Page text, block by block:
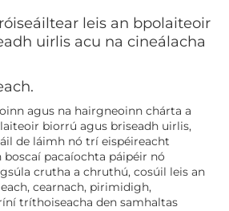
leis an bpolaiteoir
uirlis acu na cineálacha
agus na hairgneoinn chárta a
biorrú agus briseadh uirlis,
de láimh nó trí eispéireacht
pacaíochta páipéir nó
crutha a chruthú, cosúil leis an
cearnach, pirimidigh,
tríthoiseacha den samhaltas